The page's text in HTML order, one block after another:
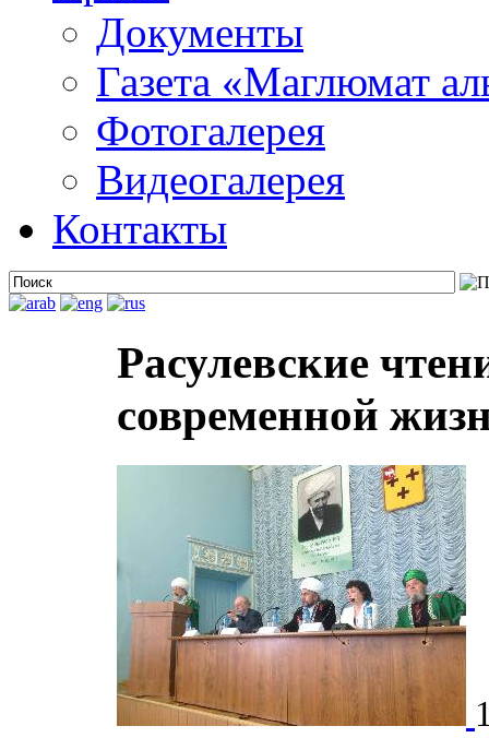
Документы
Газета «Маглюмат
Фотогалерея
Видеогалерея
Контакты
Расулевские
современной